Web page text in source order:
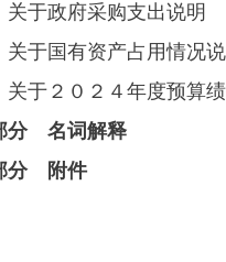
关于政府采购支出说明
关于国有资产占用情况
关于２０２４年度预算
分 名词解释
分 附件